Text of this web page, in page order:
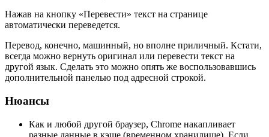
Нажав на кнопку «Перевести» текст на странице
автоматически переведется.
Перевод, конечно, машинный, но вполне приличный. Кстати,
всегда можно вернуть оригинал или перевести текст на
другой язык. Сделать это можно опять же воспользовавшись
дополнительной панелью под адресной строкой.
Нюансы
Как и любой другой браузер, Chrome накапливает
разные данные в кэше (временном хранилище). Если